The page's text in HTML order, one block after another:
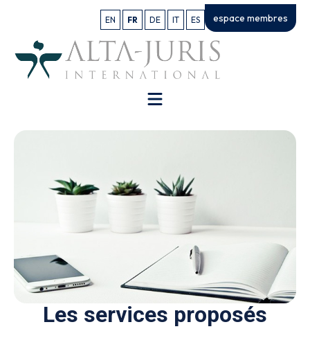
EN FR DE IT ES espace membres
Les services proposés